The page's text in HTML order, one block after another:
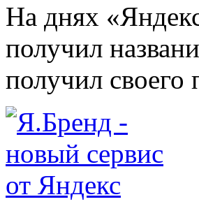
На днях
получил
получил своего